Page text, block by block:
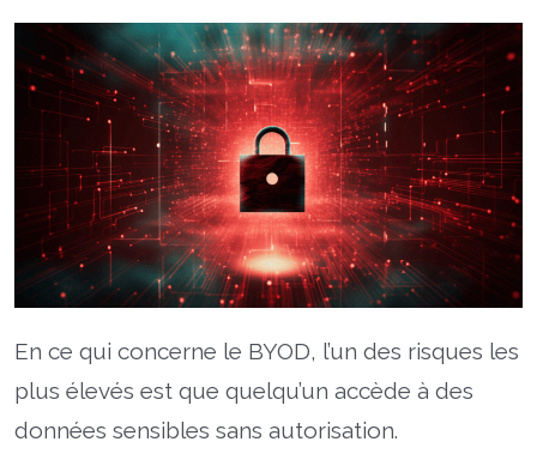
En ce qui concerne le BYOD, l’un des risques les
plus élevés est que quelqu’un accède à des
données sensibles sans autorisation.